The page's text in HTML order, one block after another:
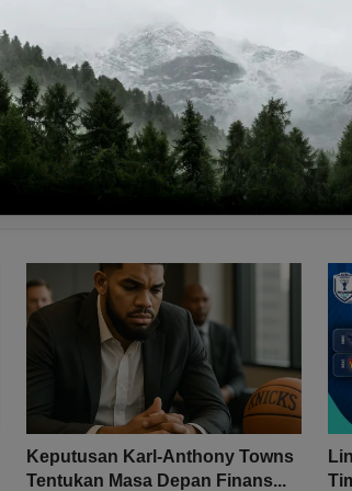
Keputusan Karl-Anthony Towns
Tentukan Masa Depan Finans...